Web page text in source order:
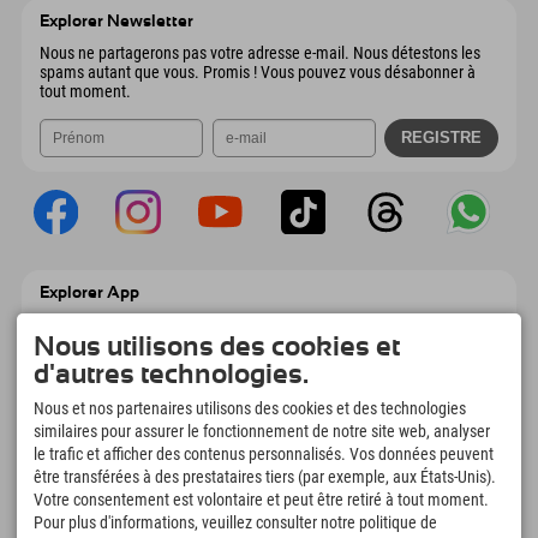
Explorer Newsletter
Nous ne partagerons pas votre adresse e-mail. Nous détestons les
spams autant que vous. Promis ! Vous pouvez vous désabonner à
tout moment.
Explorer App
Explorer à emporter avec aperçu de vos
réservations, liste de choses à faire, aperçu
des restaurants et bien plus encore.
Téléchargez-le maintenant !
L'heure des moments d'exploration
166
Lacs de montagne et
4.634 km
Pistes de ski et de
Nous utilisons des cookies et
d'autres technologies.
Nous et nos partenaires utilisons des cookies et des technologies
similaires pour assurer le fonctionnement de notre site web, analyser
le trafic et afficher des contenus personnalisés. Vos données peuvent
être transférées à des prestataires tiers (par exemple, aux États-Unis).
Votre consentement est volontaire et peut être retiré à tout moment.
Pour plus d'informations, veuillez consulter notre politique de